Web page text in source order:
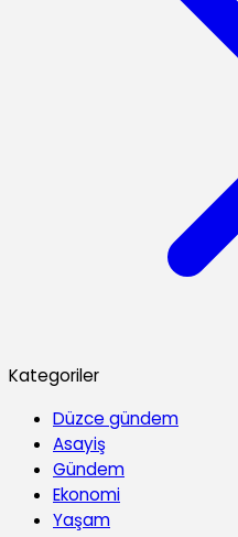
Kategoriler
Düzce gündem
Asayiş
Gündem
Ekonomi
Yaşam